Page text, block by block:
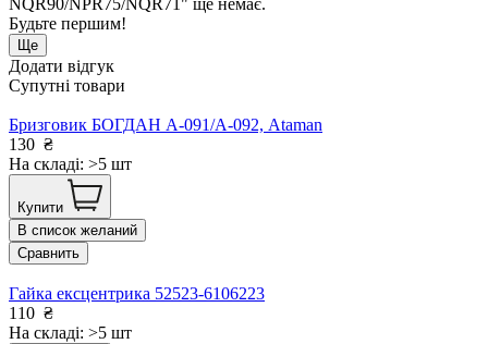
NQR90/NPR75/NQR71" ще немає.
Будьте першим!
Ще
Додати відгук
Супутні товари
Бризговик БОГДАН А-091/А-092, Ataman
130 ₴
На складі: >5 шт
Купити
В список желаний
Сравнить
Гайка ексцентрика 52523-6106223
110 ₴
На складі: >5 шт